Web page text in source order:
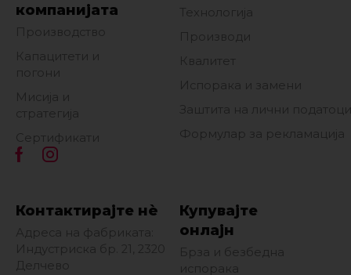
компанијата
Производство
Капацитети и
погони
Мисија и
стратегија
Сертификати
Технологија
Производи
Квалитет
Испорака и замени
Заштита на лични податоци
Формулар за рекламација
Контактирајте нè
Адреса на фабриката:
Индустриска бр. 21, 2320
Делчево
Купувајте
онлајн
Брза и безбедна
испорака